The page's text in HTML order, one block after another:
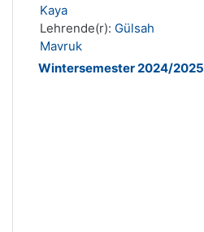
Kaya
Lehrende(r): Gülsah
Mavruk
Wintersemester 2024/2025